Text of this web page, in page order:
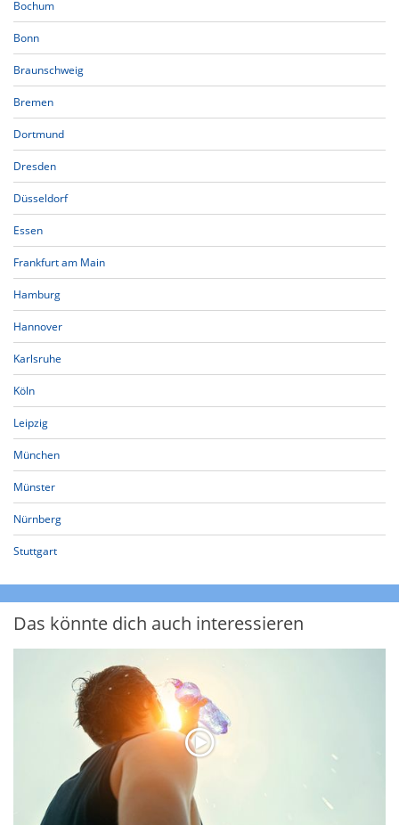
Bochum
Bonn
Braunschweig
Bremen
Dortmund
Dresden
Düsseldorf
Essen
Frankfurt am Main
Hamburg
Hannover
Karlsruhe
Köln
Leipzig
München
Münster
Nürnberg
Stuttgart
Das könnte dich auch interessieren